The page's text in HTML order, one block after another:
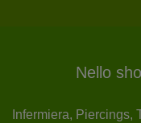
Nello
Infermiera, Piercings,